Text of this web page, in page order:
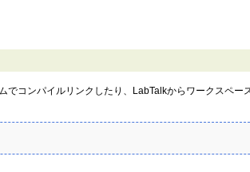
コンパイルリンクしたり、LabTalkからワークスペー